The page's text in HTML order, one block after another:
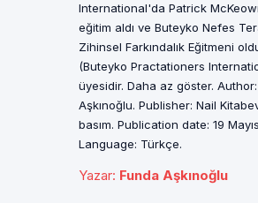
International'da Patrick
eğitim aldı ve Buteyko Nefes
Zihinsel Farkındalık Eğitmeni
(Buteyko Practationers
üyesidir. Daha az göster.
Aşkınoğlu. Publisher: Nail
basım. Publication date: 19
Language: Türkçe.
Yazar: Funda Aşkınoğlu